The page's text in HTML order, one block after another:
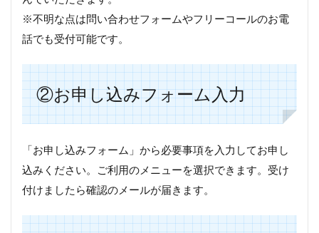
※不明な点は問い合わせフォームやフリーコールのお電
話でも受付可能です。
②お申し込みフォーム入力
「お申し込みフォーム」から必要事項を入力してお申し
込みください。ご利用のメニューを選択できます。受け
付けましたら確認のメールが届きます。